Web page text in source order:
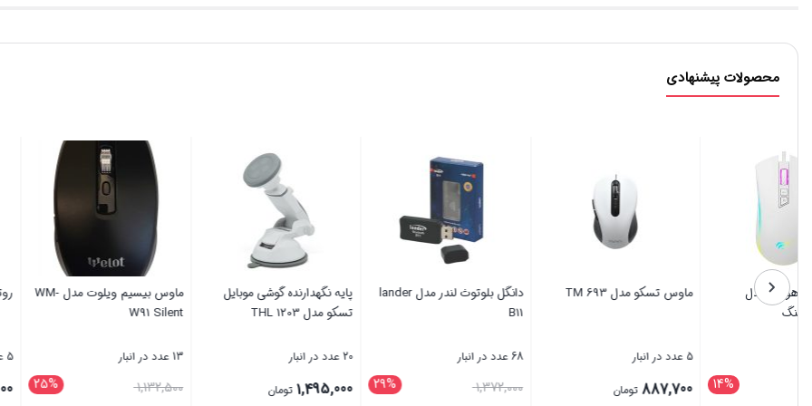
محصولات پیشنهادی
ماوس سیمی هویت مدل
MS1034 گیمینگ
14%
قیمت
ماوس تسکو مدل TM 693
887,700
دانگل بلوتوث لندر مدل lander
29%
قیمت
پایه نگهدارنده گوشی موبایل
تسکو مدل THL 1203
1,495,000
قیمت